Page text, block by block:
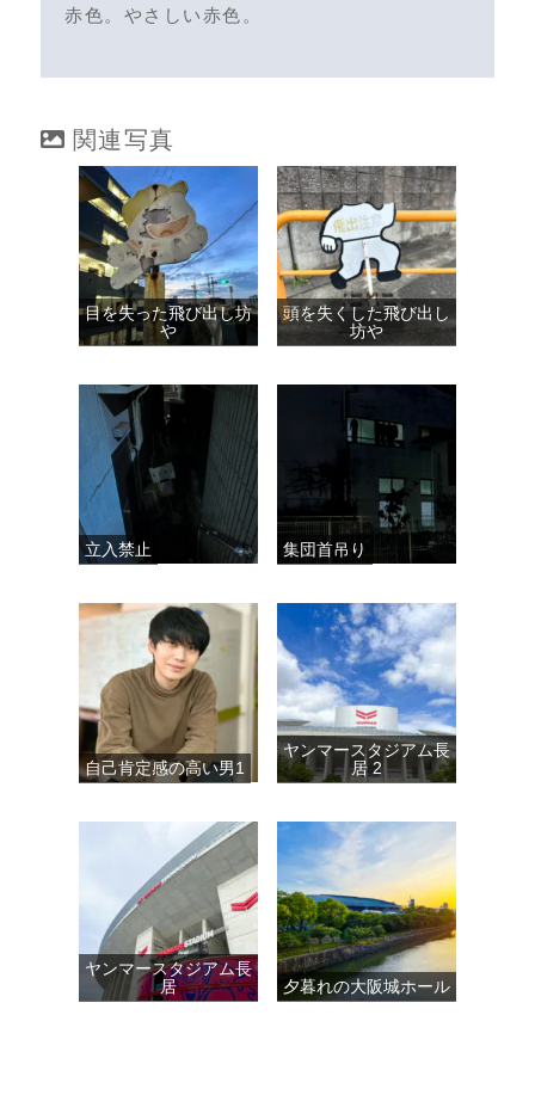
赤色。やさしい赤色。
関連写真
目を失った飛び出し坊
や
頭を失くした飛び出し
坊や
立入禁止 集団首吊り
自己肯定感の高い男1
ヤンマースタジアム長
居 2
ヤンマースタジアム長
居
夕暮れの大阪城ホール